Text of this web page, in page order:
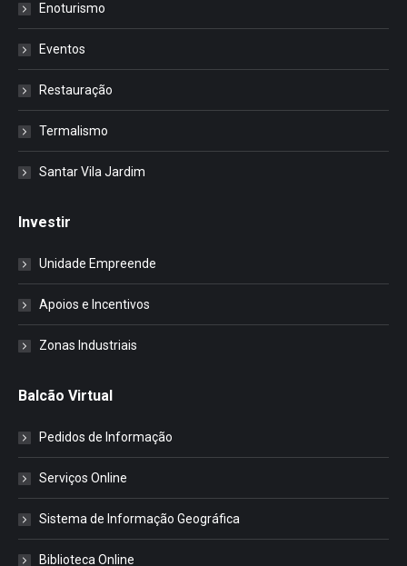
Enoturismo
Eventos
Restauração
Termalismo
Santar Vila Jardim
Investir
Unidade Empreende
Apoios e Incentivos
Zonas Industriais
Balcão Virtual
Pedidos de Informação
Serviços Online
Sistema de Informação Geográfica
Biblioteca Online